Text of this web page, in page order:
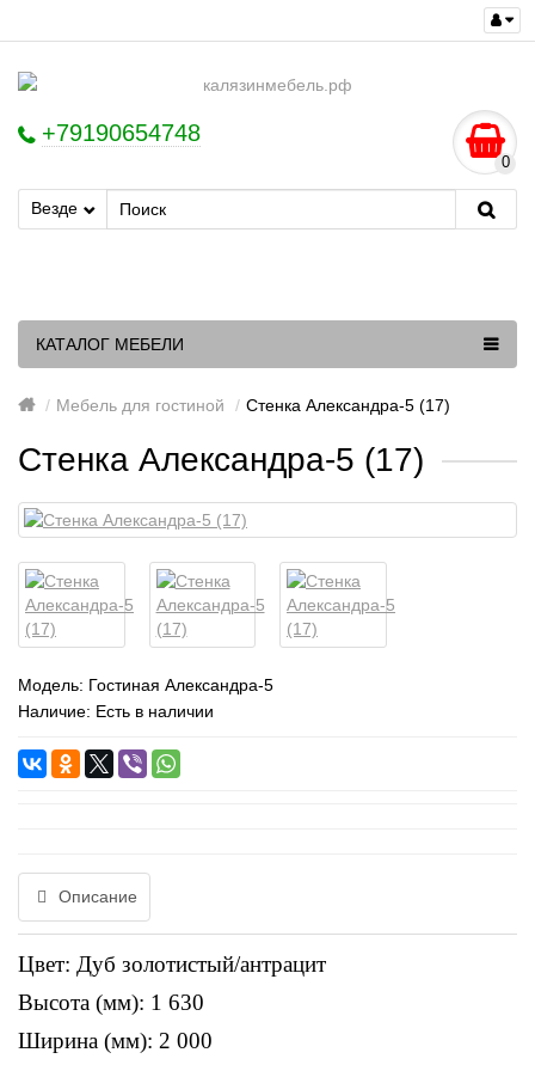
+79190654748
0
Везде
КАТАЛОГ МЕБЕЛИ
Мебель для гостиной Стенка Александра-5 (17)
Стенка Александра-5 (17)
Модель: Гостиная Александра-5
Наличие: Есть в наличии
Описание
Цвет: Дуб золотистый/антрацит
Высота (мм): 1 630
Ширина (мм): 2 000